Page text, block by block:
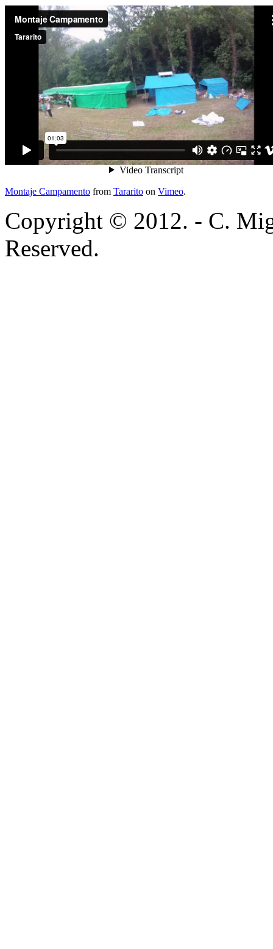
Montaje Campamento from Tararito on Vimeo.
Copyright © 2012. - C.
Reserved.